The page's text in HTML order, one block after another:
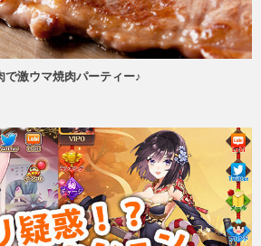
で激ウマ焼肉パーティー♪